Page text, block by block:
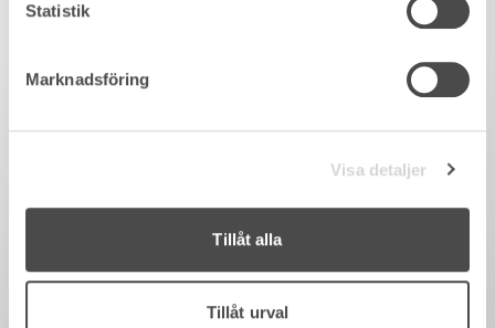
Statistik
Marknadsföring
Visa detaljer
Tillåt alla
Tillåt urval